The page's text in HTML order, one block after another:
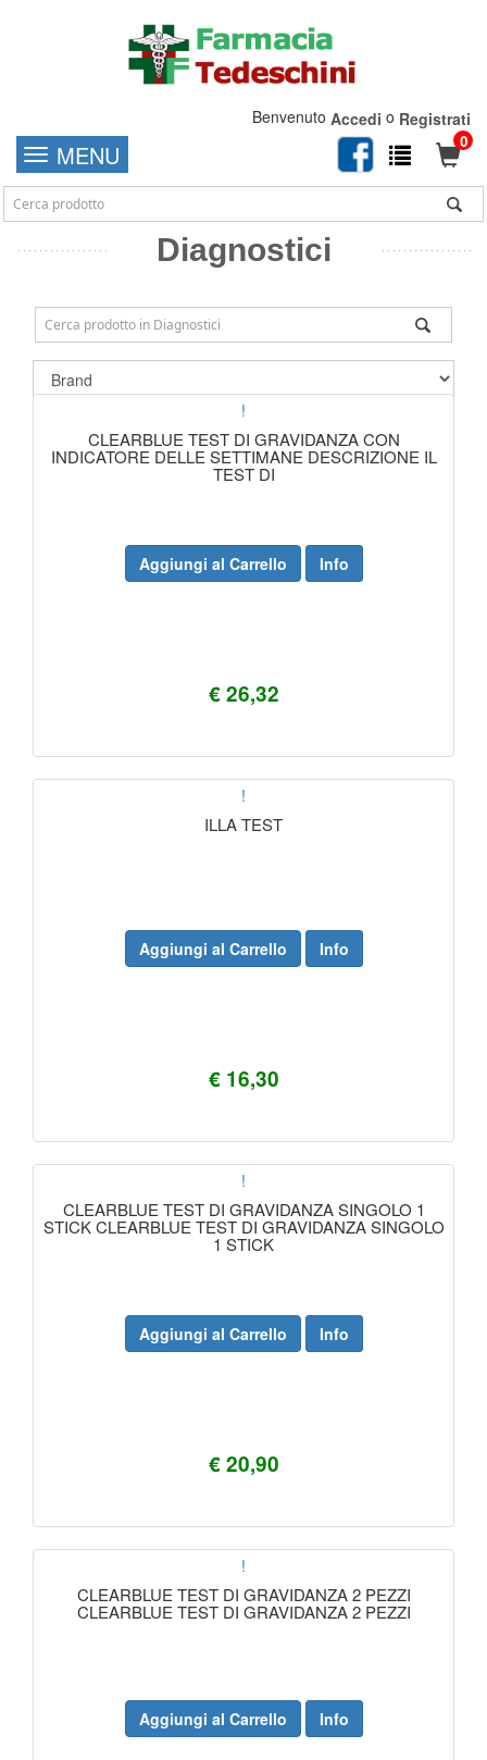
Benvenuto Accedi o Registrati
0
MENU
Diagnostici
!
CLEARBLUE TEST DI GRAVIDANZA CON
INDICATORE DELLE SETTIMANE DESCRIZIONE IL
TEST DI
€ 26,32
Aggiungi al Carrello Info
!
ILLA TEST
€ 16,30
Aggiungi al Carrello Info
!
CLEARBLUE TEST DI GRAVIDANZA SINGOLO 1
STICK CLEARBLUE TEST DI GRAVIDANZA SINGOLO
1 STICK
€ 20,90
Aggiungi al Carrello Info
!
CLEARBLUE TEST DI GRAVIDANZA 2 PEZZI
CLEARBLUE TEST DI GRAVIDANZA 2 PEZZI
Aggiungi al Carrello Info